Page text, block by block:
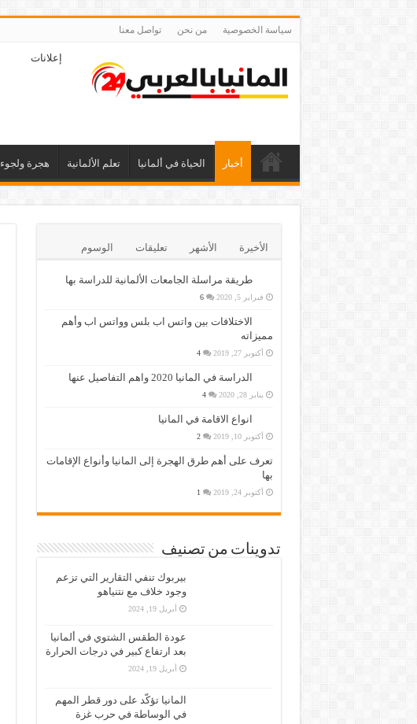
سياسة الخصوصية من نحن تواصل معنا
إعلانات
أخبار الحياة في ألمانيا تعلم الألمانية هجرة ولجوء
الأخيرة الأشهر تعليقات الوسوم
طريقة مراسلة الجامعات الألمانية للدراسة بها
فبراير 5, 2020 6
الاختلافات بين واتس اب بلس وواتس اب وأهم
مميزاته
أكتوبر 27, 2019 4
الدراسة في المانيا 2020 واهم التفاصيل عنها
يناير 28, 2020 4
انواع الاقامة في المانيا
أكتوبر 10, 2019 2
تعرف على أهم طرق الهجرة إلى المانيا وأنواع الإقامات
بها
أكتوبر 24, 2019 1
تدوينات من تصنيف
بيربوك تنفي التقارير التي تزعم
وجود خلاف مع نتنياهو
أبريل 19, 2024
عودة الطقس الشتوي في ألمانيا
بعد ارتفاع كبير في درجات الحرارة
أبريل 19, 2024
المانيا تؤكّد على دور قطر المهم
في الوساطة في حرب غزة